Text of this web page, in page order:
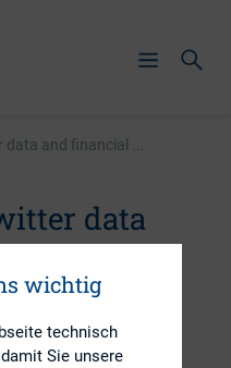
and financial ...
data
wichtig
technisch
Sie unsere